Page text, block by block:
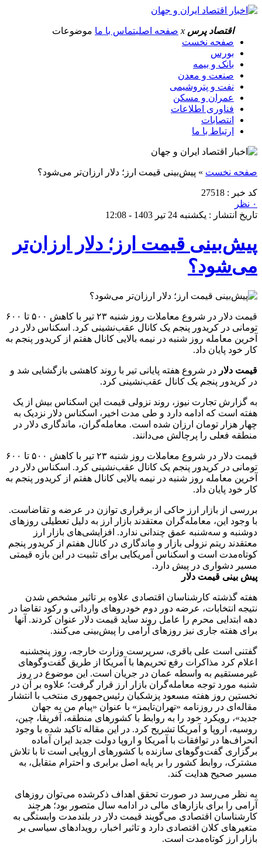
اقتصاد پرس x صفحه اصلیتماس با ما موضوعات
صفحه نخست
بورس
بانک و بیمه
صنعت و معدن
نفت و پتروشیمی
عمران و مسکن
فناوری اطلاعات
انتصابات
ارتباط با ما
صفحه نخست » پیش‌بینی قیمت ارز؛ دلار ارزان‌تر می‌شود؟
کد خبر : 27518
۰ نظر
تاریخ انتشار : یکشنبه 24 تیر 1403 - 12:08
پیش‌بینی قیمت ارز؛ دلار ارزان‌تر
می‌شود؟
قیمت دلار در شروع معاملات روز شنبه ۲۳ تیر با کاهش ۵۰۰ تا ۶۰۰
تومانی در کریدور پنجم یک کانال عقب‌نشینی کرد. اسکناس دلار در
آخرین معامله روز شنبه در نیمه بالایی کانال هفتم از کریدور پنجم به
کار خود پایان داد.
قیمت دلار در شروع هفته پایانی تیر با روند کاهشی بازگشایی شد و
در کریدور پنجم یک کانال عقب‌نشینی کرد.
به گزارش تجارت نیوز، روند نزولی قیمت این اسکناس بیش از یک
هفته است که ادامه دارد و طی مدت اخیر، اسکناس دلار نزدیک به
چهار هزار تومان ارزان شده است. معامله‌گران، ماندگاری دلار در
منطقه فعلی را پرچالش می‌دانند.
قیمت دلار در شروع معاملات روز شنبه ۲۳ تیر با کاهش ۵۰۰ تا ۶۰۰
تومانی در کریدور پنجم یک کانال عقب‌نشینی کرد. اسکناس دلار در
آخرین معامله روز شنبه در نیمه بالایی کانال هفتم از کریدور پنجم به
کار خود پایان داد.
بررسی از بازار ارز حاکی از برقراری توازن در عرضه و تقاضاست.
با وجود این، معامله‌گران معتقدند بازار ارز به دلیل تعطیلی روزهای
دوشنبه و سه‌شنبه عمق چندانی ندارد. افزایشی‌های بازار ارز
معتقدند ریتم نزولی بازار و ماندگاری در کانال هفتم از کریدور پنجم
کوتاه‌مدت است و اسکناس آمریکایی برای تثبیت در این بازه قیمتی
مسیر دشواری در پیش دارد.
پیش بینی قیمت دلار
هفته گذشته کارشناسان اقتصادی علاوه بر تاثیر مشخص شدن
نتیجه انتخابات،‌ عرضه دور دوم خودروهای وارداتی و رکود تقاضا در
دهه ابتدایی محرم را عامل روند ساید قیمت دلار عنوان کردند. آنها
برای هفته جاری نیز روزهای آرامی را پیش‌بینی می‌کنند.
گفتنی است علی باقری، سرپرست وزارت خارجه، روز پنجشنبه
اعلام کرد مذاکرات رفع تحریم‌ها با آمریکا از طریق گفت‌وگوهای
غیرمستقیم به واسطه عمان در جریان است. این موضوع در روز
شنبه مورد توجه معامله‌گران بازار ارز قرار گرفت؛ علاوه بر آن در
نخستین روز هفته مسعود پزشکیان رئیس‌جمهوری منتخب با انتشار
مقاله‌ای در روزنامه «تهران‌تایمز» با عنوان «پیام من به جهان
جدید»، رویکرد خود را به روابط با کشورهای منطقه، آفریقا، چین،
روسیه، اروپا و آمریکا تشریح کرد. در این مقاله تاکید شده با وجود
انحراف‌ها در توافقات با آمریکا و اروپا دولت جدید ایران آماده
برگزاری گفت‌وگوهای سازنده با کشورهای اروپایی‌ است تا با تلاش
مشترک، روابط کشور را بر پایه اصل برابری و احترام متقابل، به
مسیر صحیح هدایت کند.
به نظر می‌رسد در صورت تحقق اهداف ذکرشده می‌توان روزهای
آرامی را برای بازارهای مالی در ادامه سال متصور بود؛ هرچند
کارشناسان اقتصادی می‌گویند قیمت دلار در بلندمدت وابستگی به
متغیرهای کلان اقتصادی دارد و تاثیر اخبار، رویدادهای سیاسی بر
بازار ارز کوتاه‌مدت است.